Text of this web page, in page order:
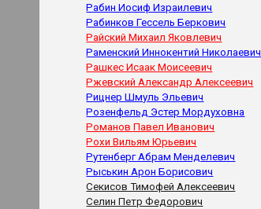
Рабин Иосиф Израилевич
Рабинков Гессель Беркович
Райский Михаил Яковлевич
Раменский Иннокентий Николаевич
Рашкес Исаак Моисеевич
Ржевский Александр Алексеевич
Рицнер Шмуль Эльевич
Розенфельд Эстер Мордуховна
Романов Павел Иванович
Рохи Вильям Юрьевич
Рутенберг Абрам Менделевич
Рыськин Арон Борисович
Секисов Тимофей Алексеевич
Селин Петр Федорович